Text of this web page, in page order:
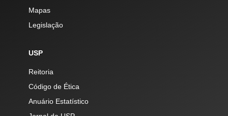
Mapas
Legislação
USP
Reitoria
Código de Ética
Anuário Estatístico